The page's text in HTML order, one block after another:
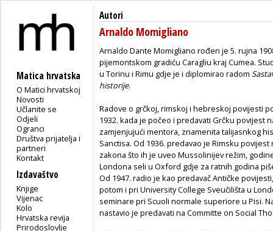
Matica hrvatska
O Matici hrvatskoj
Novosti
Učlanite se
Odjeli
Ogranci
Društva prijatelja i
partneri
Kontakt
Izdavaštvo
Knjige
Vijenac
Kolo
Hrvatska revija
Prirodoslovlje
Autori
Arnaldo Momigliano
Arnaldo Dante Momigliano rođen je 5. rujna
pijemontskom gradiću Caragliu kraj Cumea.
u Torinu i Rimu gdje je i diplomirao radom
historije.
Radove o grčkoj, rimskoj i hebreskoj povijesti
1932. kada je počeo i predavati Grčku povijest
zamjenjujući mentora, znamenita talijasnkog
Sanctisa. Od 1936. predavao je Rimsku
zakona što ih je uveo Mussolinijev režim,
Londona seli u Oxford gdje za ratnih godina
Od 1947. radio je kao predavač Antičke
potom i pri University College Sveučilišta u
seminare pri Scuoli normale superiore u Pisi.
nastavio je predavati na Committe on Social